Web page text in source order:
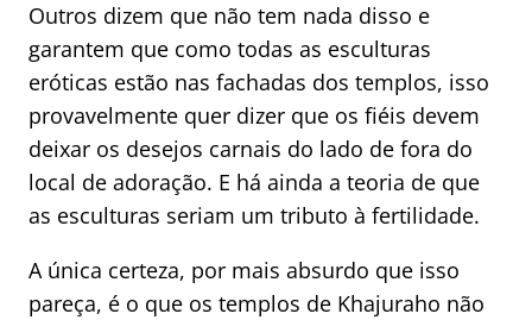
Outros dizem que não tem nada disso e
garantem que como todas as esculturas
eróticas estão nas fachadas dos templos, isso
provavelmente quer dizer que os fiéis devem
deixar os desejos carnais do lado de fora do
local de adoração. E há ainda a teoria de que
as esculturas seriam um tributo à fertilidade.
A única certeza, por mais absurdo que isso
pareça, é o que os templos de Khajuraho não